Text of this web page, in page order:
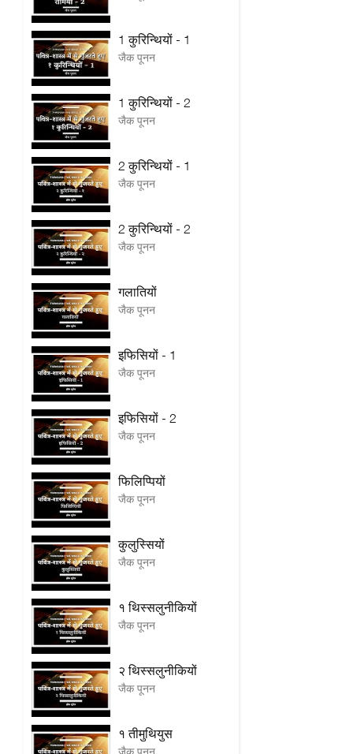
1 कुरिन्थियों - 1
जैक पूनन
1 कुरिन्थियों - 2
जैक पूनन
2 कुरिन्थियों - 1
जैक पूनन
2 कुरिन्थियों - 2
जैक पूनन
गलातियों
जैक पूनन
इफिसियों - 1
जैक पूनन
इफिसियों - 2
जैक पूनन
फिलिप्पियों
जैक पूनन
कुलुस्सियों
जैक पूनन
१ थिस्सलुनीकियों
जैक पूनन
२ थिस्सलुनीकियों
जैक पूनन
१ तीमुथियुस
जैक पूनन